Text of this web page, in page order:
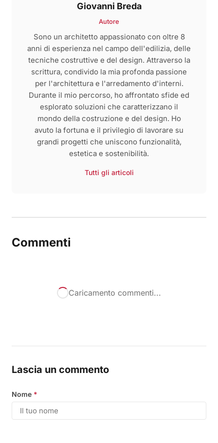
Giovanni Breda
Autore
Sono un architetto appassionato con oltre 8
anni di esperienza nel campo dell'edilizia, delle
tecniche costruttive e del design. Attraverso la
scrittura, condivido la mia profonda passione
per l'architettura e l'arredamento d'interni.
Durante il mio percorso, ho affrontato sfide ed
esplorato soluzioni che caratterizzano il
mondo della costruzione e del design. Ho
avuto la fortuna e il privilegio di lavorare su
grandi progetti che uniscono funzionalità,
estetica e sostenibilità.
Tutti gli articoli
Commenti
Caricamento commenti...
Lascia un commento
Nome *